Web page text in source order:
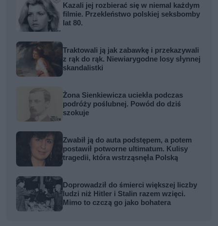
Kazali jej rozbierać się w niemal każdym
filmie. Przekleństwo polskiej seksbomby
lat 80.
Traktowali ją jak zabawkę i przekazywali
z rąk do rąk. Niewiarygodne losy słynnej
skandalistki
Żona Sienkiewicza uciekła podczas
podróży poślubnej. Powód do dziś
szokuje
Zwabił ją do auta podstępem, a potem
postawił potworne ultimatum. Kulisy
tragedii, która wstrząsnęła Polską
Doprowadził do śmierci większej liczby
ludzi niż Hitler i Stalin razem wzięci.
Mimo to czczą go jako bohatera